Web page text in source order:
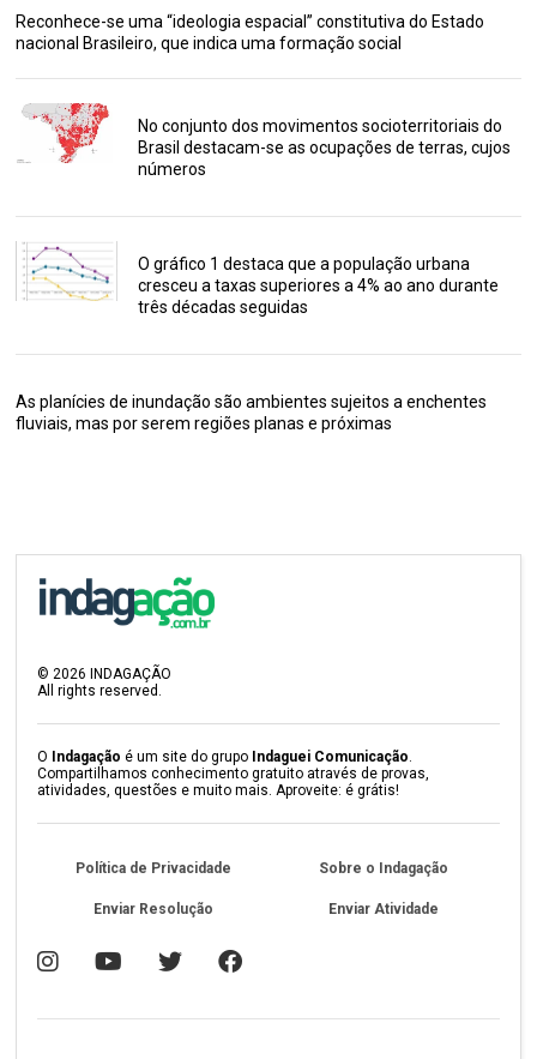
Reconhece-se uma “ideologia espacial” constitutiva do Estado
nacional Brasileiro, que indica uma formação social
No conjunto dos movimentos socioterritoriais do
Brasil destacam-se as ocupações de terras, cujos
números
O gráfico 1 destaca que a população urbana
cresceu a taxas superiores a 4% ao ano durante
três décadas seguidas
As planícies de inundação são ambientes sujeitos a enchentes
fluviais, mas por serem regiões planas e próximas
©2026 INDAGAÇÃO
All rights reserved.
O Indagação é um site do grupo Indaguei Comunicação.
Compartilhamos conhecimento gratuito através de provas,
atividades, questões e muito mais. Aproveite: é grátis!
Política de Privacidade Sobre o Indagação
Enviar Resolução Enviar Atividade